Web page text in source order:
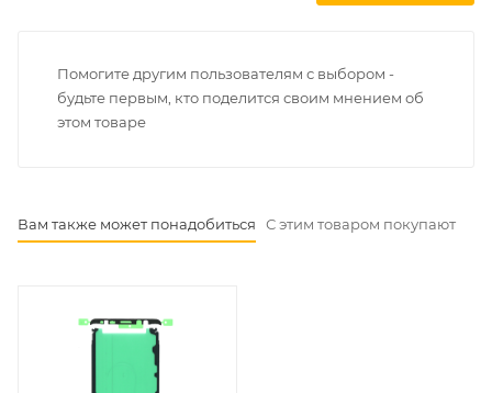
Помогите другим пользователям с выбором -
будьте первым, кто поделится своим мнением об
этом товаре
Вам также может понадобиться С этим товаром покупают